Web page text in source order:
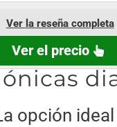
Ver la reseña completa
Ver el precio
opción